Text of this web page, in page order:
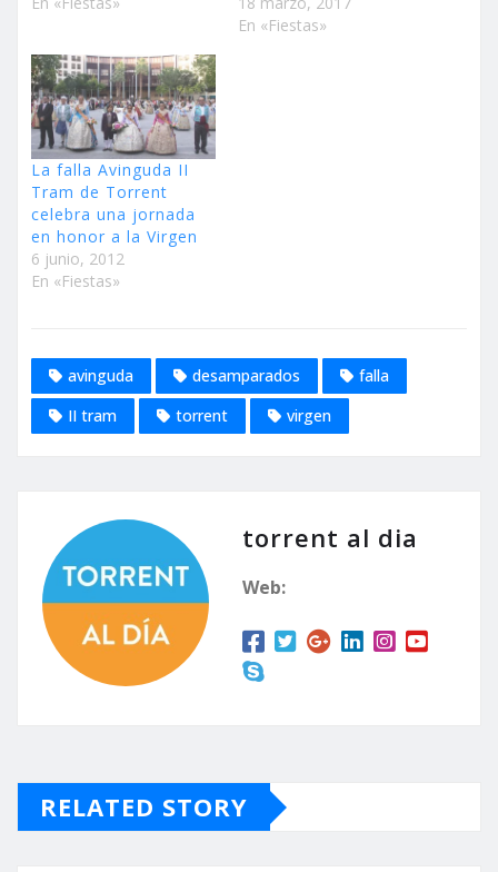
En «Fiestas»
La falla Avinguda II
Tram de Torrent
celebra una jornada
en honor a la Virgen
6 junio, 2012
En «Fiestas»
avinguda desamparados
falla
II tram
torrent virgen
torrent al dia
Web:
RELATED STORY